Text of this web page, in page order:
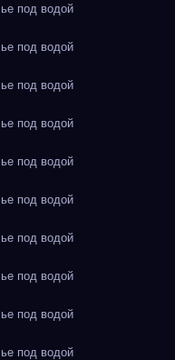
под водой
под водой
под водой
под водой
под водой
под водой
под водой
под водой
под водой
под водой